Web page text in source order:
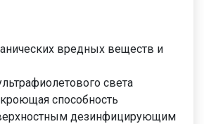
вредных веществ и
света
способность
дезинфицирующим